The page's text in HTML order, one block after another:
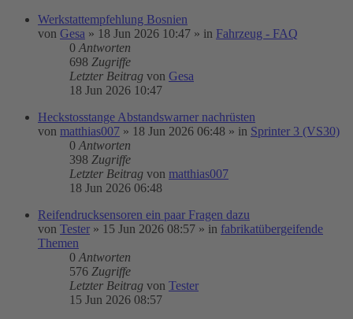
Werkstattempfehlung Bosnien
von Gesa » 18 Jun 2026 10:47 » in Fahrzeug - FAQ
0 Antworten
698 Zugriffe
Letzter Beitrag von Gesa
18 Jun 2026 10:47
Heckstosstange Abstandswarner nachrüsten
von matthias007 » 18 Jun 2026 06:48 » in Sprinter 3 (VS30)
0 Antworten
398 Zugriffe
Letzter Beitrag von matthias007
18 Jun 2026 06:48
Reifendrucksensoren ein paar Fragen dazu
von Tester » 15 Jun 2026 08:57 » in fabrikatübergeifende
Themen
0 Antworten
576 Zugriffe
Letzter Beitrag von Tester
15 Jun 2026 08:57